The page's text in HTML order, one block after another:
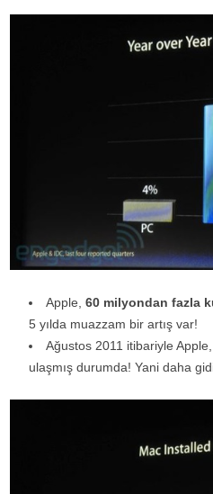
Apple, 60 milyondan fazla
5 yılda muazzam bir artış var!
Ağustos 2011 itibariyle Apple,
ulaşmış durumda! Yani daha